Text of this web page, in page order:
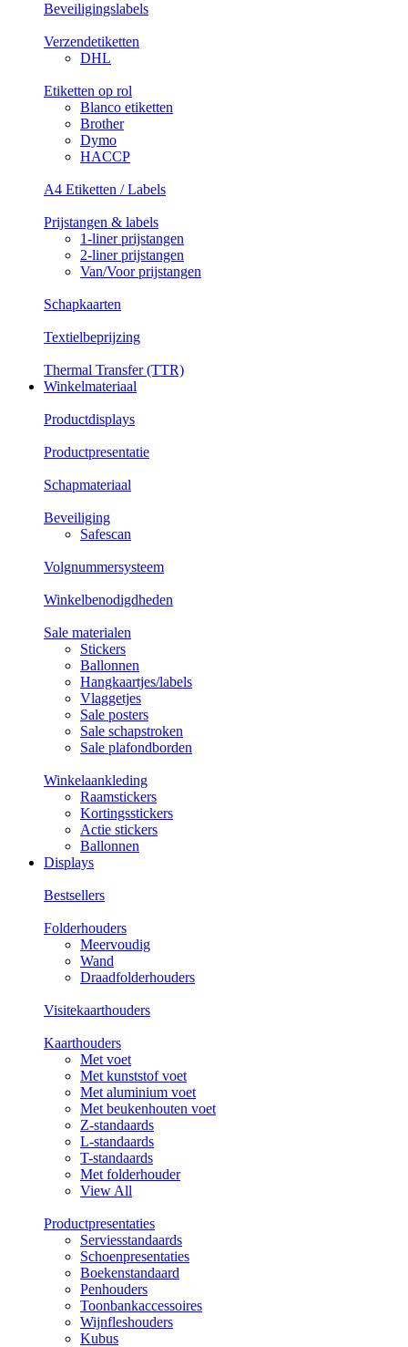
Beveiligingslabels
Verzendetiketten
DHL
Etiketten op rol
Blanco etiketten
Brother
Dymo
HACCP
A4 Etiketten / Labels
Prijstangen & labels
1-liner prijstangen
2-liner prijstangen
Van/Voor prijstangen
Schapkaarten
Textielbeprijzing
Thermal Transfer (TTR)
Winkelmateriaal
Productdisplays
Productpresentatie
Schapmateriaal
Beveiliging
Safescan
Volgnummersysteem
Winkelbenodigdheden
Sale materialen
Stickers
Ballonnen
Hangkaartjes/labels
Vlaggetjes
Sale posters
Sale schapstroken
Sale plafondborden
Winkelaankleding
Raamstickers
Kortingsstickers
Actie stickers
Ballonnen
Displays
Bestsellers
Folderhouders
Meervoudig
Wand
Draadfolderhouders
Visitekaarthouders
Kaarthouders
Met voet
Met kunststof voet
Met aluminium voet
Met beukenhouten voet
Z-standaards
L-standaards
T-standaards
Met folderhouder
View All
Productpresentaties
Serviesstandaards
Schoenpresentaties
Boekenstandaard
Penhouders
Toonbankaccessoires
Wijnfleshouders
Kubus